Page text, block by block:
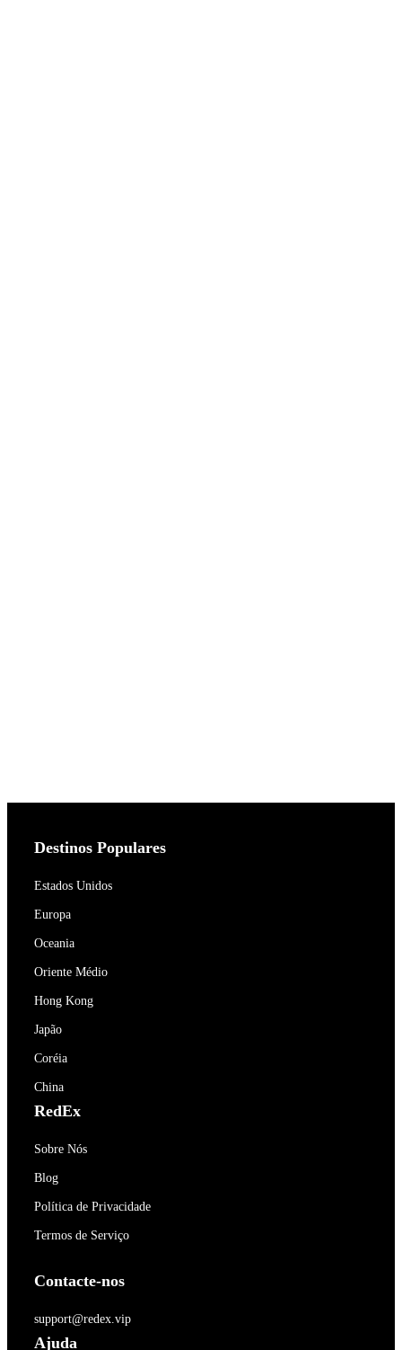
Destinos Populares
Estados Unidos
Europa
Oceania
Oriente Médio
Hong Kong
Japão
Coréia
China
RedEx
Sobre Nós
Blog
Política de Privacidade
Termos de Serviço
Contacte-nos
support@redex.vip
Ajuda